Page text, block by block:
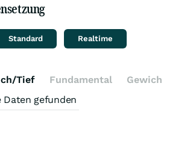
Standard Realtime
Tief Fundamental
Gewichtung
Daten gefunden